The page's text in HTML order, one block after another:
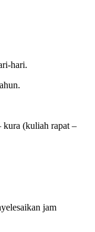
hari.
kura (kuliah rapat –
jam